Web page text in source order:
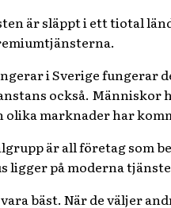
är släppt i ett tiotal
i Sverige fungerar
också. Människor
olika marknader har
är all företag som
ligger på moderna
bäst. När de väljer